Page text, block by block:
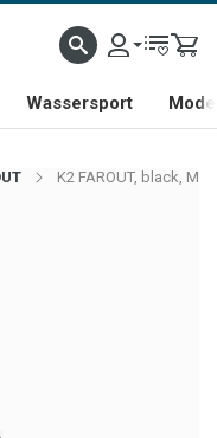
Wassersport
K2 FAROUT, black, M